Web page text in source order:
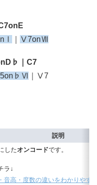
Ⅴ7onⅦ
｜C7
5on♭Ⅵ ｜Ⅴ7
説明
したオンコードです。
ラ↓
音高・度数の違いをわかりやす